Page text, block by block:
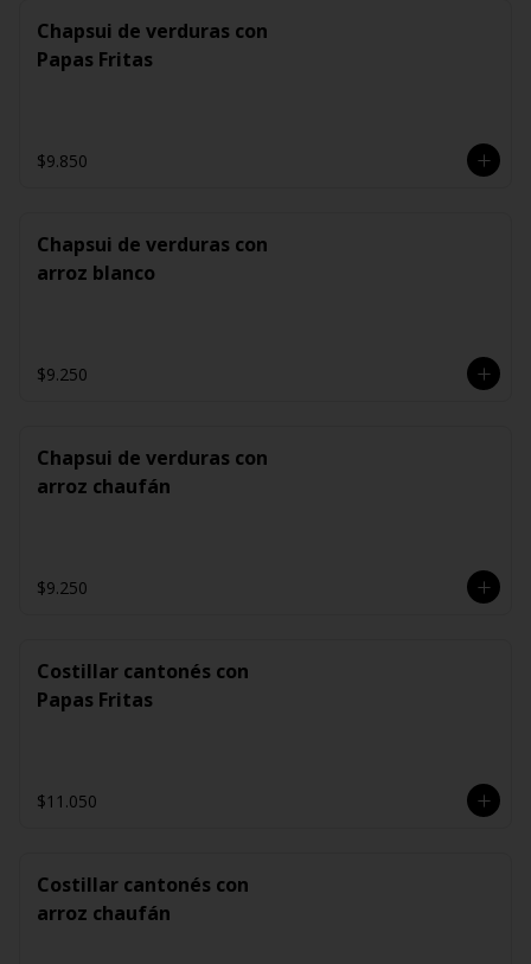
Chapsui de verduras con
Papas Fritas
$9.850
Chapsui de verduras con
arroz blanco
$9.250
Chapsui de verduras con
arroz chaufán
$9.250
Costillar cantonés con
Papas Fritas
$11.050
Costillar cantonés con
arroz chaufán